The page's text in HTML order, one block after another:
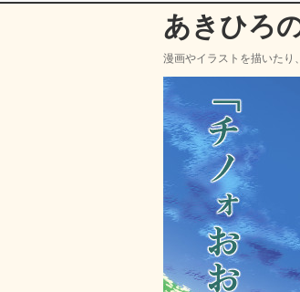
あきひろ
漫画やイラストを描いたり